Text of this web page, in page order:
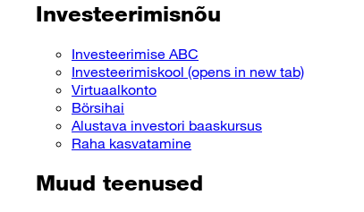
Investeerimisnõu
Investeerimise ABC
Investeerimiskool (opens in new tab)
Virtuaalkonto
Börsihai
Alustava investori baaskursus
Raha kasvatamine
Muud teenused